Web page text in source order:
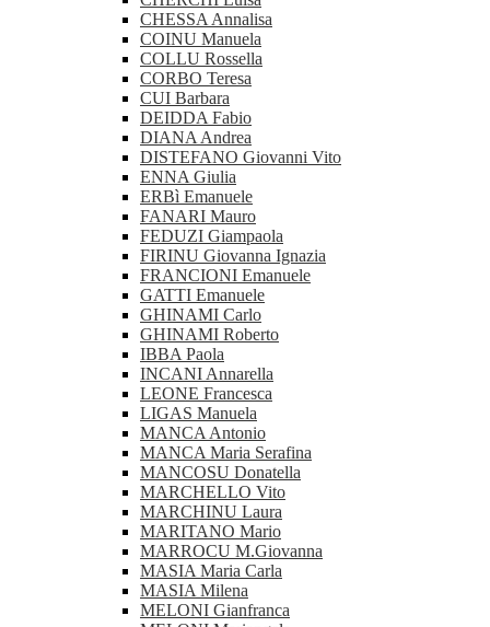
CHESSA Annalisa
COINU Manuela
COLLU Rossella
CORBO Teresa
CUI Barbara
DEIDDA Fabio
DIANA Andrea
DISTEFANO Giovanni Vito
ENNA Giulia
ERBì Emanuele
FANARI Mauro
FEDUZI Giampaola
FIRINU Giovanna Ignazia
FRANCIONI Emanuele
GATTI Emanuele
GHINAMI Carlo
GHINAMI Roberto
IBBA Paola
INCANI Annarella
LEONE Francesca
LIGAS Manuela
MANCA Antonio
MANCA Maria Serafina
MANCOSU Donatella
MARCHELLO Vito
MARCHINU Laura
MARITANO Mario
MARROCU M.Giovanna
MASIA Maria Carla
MASIA Milena
MELONI Gianfranca